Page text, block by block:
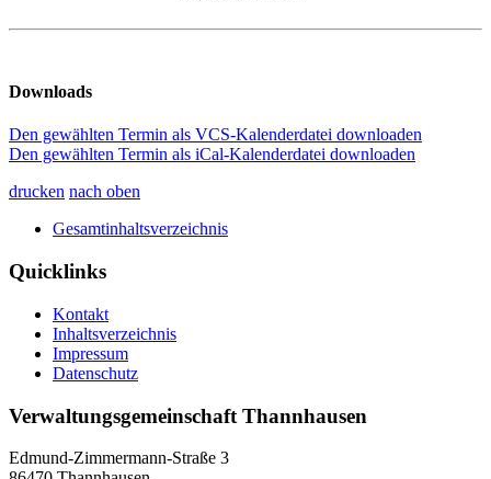
Downloads
Den gewählten Termin als VCS-Kalenderdatei downloaden
Den gewählten Termin als iCal-Kalenderdatei downloaden
drucken nach oben
Gesamtinhaltsverzeichnis
Quicklinks
Kontakt
Inhaltsverzeichnis
Impressum
Datenschutz
Verwaltungsgemeinschaft Thannhausen
Edmund-Zimmermann-Straße 3